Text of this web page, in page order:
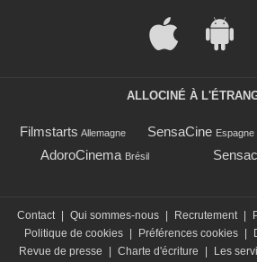
ALLOCINÉ À
Filmstarts Allemagne SensaCine Espagne
AdoroCinema Brésil
Contact | Qui sommes-nous | Recrutement |
Politique de cookies | Préférences cookies |
Revue de presse
| Charte d'écriture | Les